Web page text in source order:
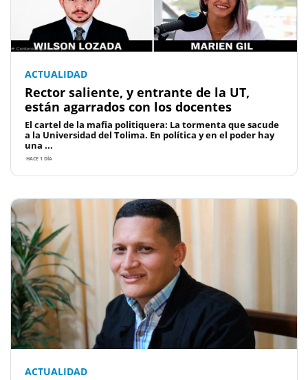
ACTUALIDAD
Rector saliente, y entrante de la UT,
están agarrados con los docentes
El cartel de la mafia politiquera: La tormenta que sacude
a la Universidad del Tolima. En política y en el poder hay
una ...
HACE 1 DÍA
ACTUALIDAD